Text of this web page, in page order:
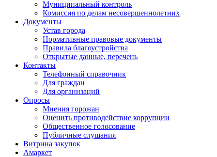
Муниципальный контроль
Комиссия по делам несовершеннолетних
Документы
Устав города
Нормативные правовые документы
Правила благоустройства
Открытые данные, перечень
Контакты
Телефонный справочник
Для граждан
Для организаций
Опросы
Мнения горожан
Оценить противодействие коррупции
Общественное голосование
Публичные слушания
Витрина закупок
Амаркет